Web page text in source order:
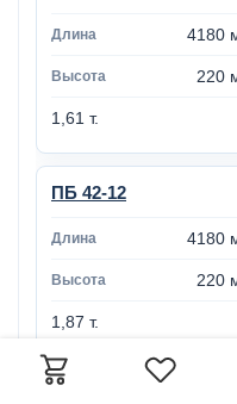
4180
220
1,61 т.
ПБ 42-12
4180
220
1,87 т.